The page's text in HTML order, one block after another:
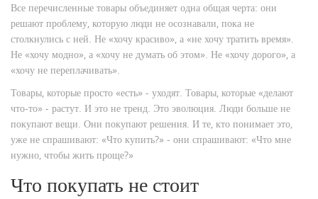
Все перечисленные товары объединяет одна общая черта: они
решают проблему, которую люди не осознавали, пока не
столкнулись с ней. Не «хочу красиво», а «не хочу тратить время».
Не «хочу модно», а «хочу не думать об этом». Не «хочу дорого», а
«хочу не переплачивать».
Товары, которые просто «есть» - уходят. Товары, которые «делают
что-то» - растут. И это не тренд. Это эволюция. Люди больше не
покупают вещи. Они покупают решения. И те, кто понимает это,
уже не спрашивают: «Что купить?» - они спрашивают: «Что мне
нужно, чтобы жить проще?»
Что покупать не стоит